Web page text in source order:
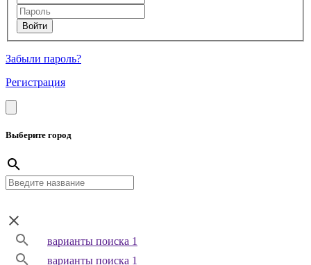
Забыли пароль?
Регистрация
Выберите город
варианты поиска 1
варианты поиска 1